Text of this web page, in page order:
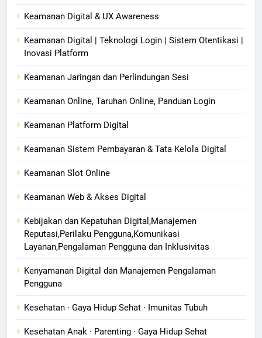
Keamanan Digital & UX Awareness
Keamanan Digital | Teknologi Login | Sistem Otentikasi |
Inovasi Platform
Keamanan Jaringan dan Perlindungan Sesi
Keamanan Online, Taruhan Online, Panduan Login
Keamanan Platform Digital
Keamanan Sistem Pembayaran & Tata Kelola Digital
Keamanan Slot Online
Keamanan Web & Akses Digital
Kebijakan dan Kepatuhan Digital,Manajemen
Reputasi,Perilaku Pengguna,Komunikasi
Layanan,Pengalaman Pengguna dan Inklusivitas
Kenyamanan Digital dan Manajemen Pengalaman
Pengguna
Kesehatan · Gaya Hidup Sehat · Imunitas Tubuh
Kesehatan Anak · Parenting · Gaya Hidup Sehat